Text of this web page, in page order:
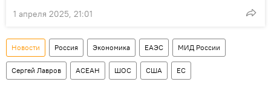
1 апреля 2025, 21:01
Новости Россия Экономика ЕАЭС МИД России
Сергей Лавров АСЕАН ШОС США ЕС